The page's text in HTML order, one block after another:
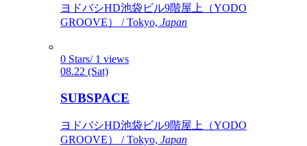
ヨドバシHD池袋ビル9階屋上（YODO
GROOVE） / Tokyo, Japan
0 Stars/ 1 views
08.22 (Sat)
SUBSPACE
ヨドバシHD池袋ビル9階屋上（YODO
GROOVE） / Tokyo, Japan